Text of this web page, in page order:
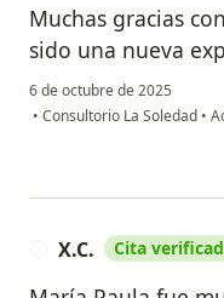
Muchas gracias
sido una nueva
6 de octubre de 2025
• Consultorio La Soledad •
X.C. Cita